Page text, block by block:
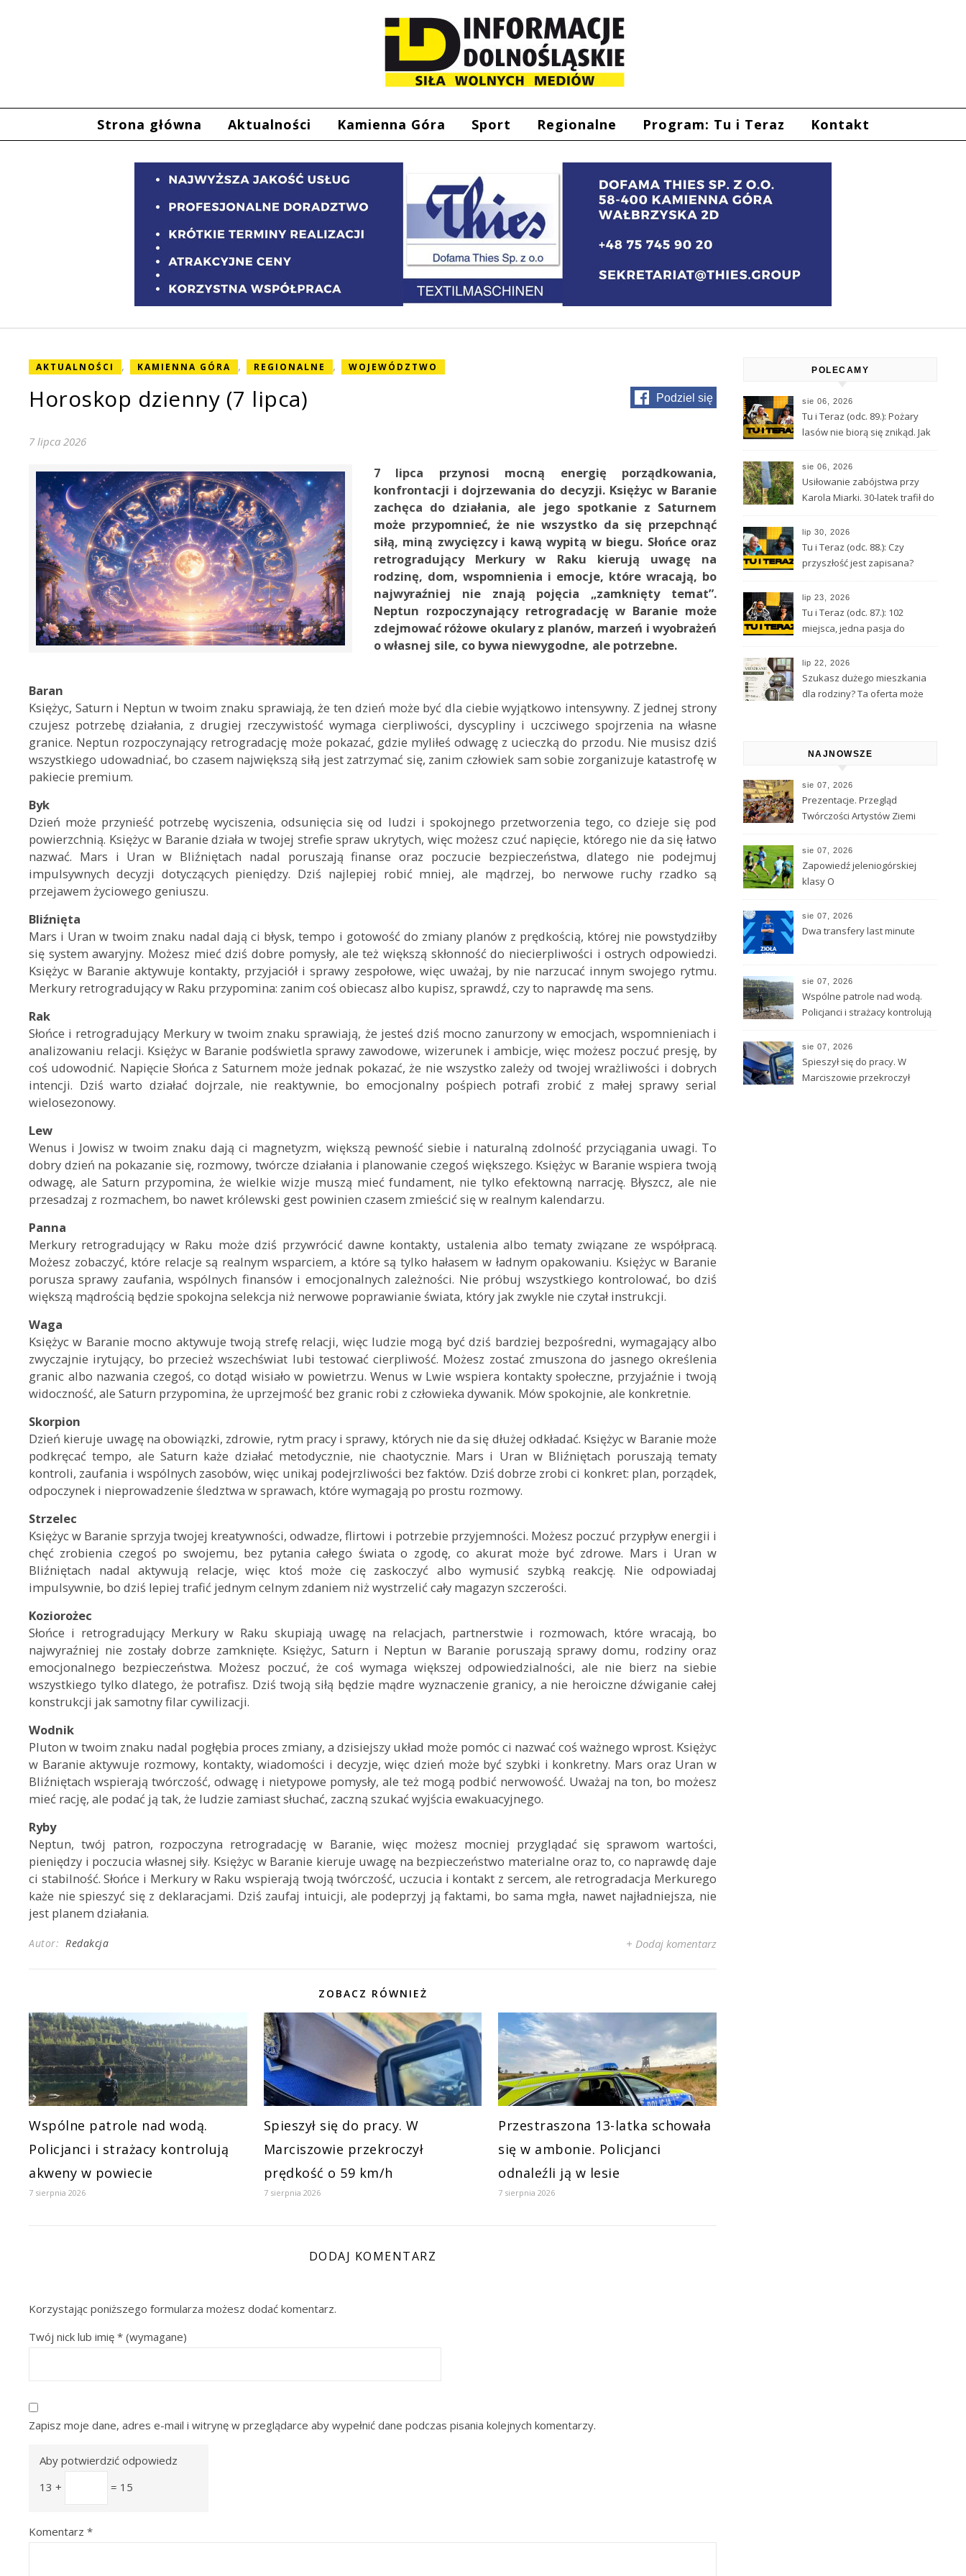
Strona główna Aktualności Kamienna Góra Sport Regionalne Program: Tu i Teraz Kontakt
AKTUALNOŚCI , KAMIENNA GÓRA , REGIONALNE , WOJEWÓDZTWO
Horoskop dzienny (7 lipca) Podziel się
7 lipca 2026
7 lipca przynosi mocną energię porządkowania,
konfrontacji i dojrzewania do decyzji. Księżyc w Baranie
zachęca do działania, ale jego spotkanie z Saturnem
może przypomnieć, że nie wszystko da się przepchnąć
siłą, miną zwycięzcy i kawą wypitą w biegu. Słońce oraz
retrogradujący Merkury w Raku kierują uwagę na
rodzinę, dom, wspomnienia i emocje, które wracają, bo
najwyraźniej nie znają pojęcia „zamknięty temat”.
Neptun rozpoczynający retrogradację w Baranie może
zdejmować różowe okulary z planów, marzeń i wyobrażeń
o własnej sile, co bywa niewygodne, ale potrzebne.
Baran
Księżyc, Saturn i Neptun w twoim znaku sprawiają, że ten dzień może być dla ciebie wyjątkowo intensywny. Z jednej strony
czujesz potrzebę działania, z drugiej rzeczywistość wymaga cierpliwości, dyscypliny i uczciwego spojrzenia na własne
granice. Neptun rozpoczynający retrogradację może pokazać, gdzie myliłeś odwagę z ucieczką do przodu. Nie musisz dziś
wszystkiego udowadniać, bo czasem największą siłą jest zatrzymać się, zanim człowiek sam sobie zorganizuje katastrofę w
pakiecie premium.
Byk
Dzień może przynieść potrzebę wyciszenia, odsunięcia się od ludzi i spokojnego przetworzenia tego, co dzieje się pod
powierzchnią. Księżyc w Baranie działa w twojej strefie spraw ukrytych, więc możesz czuć napięcie, którego nie da się łatwo
nazwać. Mars i Uran w Bliźniętach nadal poruszają finanse oraz poczucie bezpieczeństwa, dlatego nie podejmuj
impulsywnych decyzji dotyczących pieniędzy. Dziś najlepiej robić mniej, ale mądrzej, bo nerwowe ruchy rzadko są
przejawem życiowego geniuszu.
Bliźnięta
Mars i Uran w twoim znaku nadal dają ci błysk, tempo i gotowość do zmiany planów z prędkością, której nie powstydziłby
się system awaryjny. Możesz mieć dziś dobre pomysły, ale też większą skłonność do niecierpliwości i ostrych odpowiedzi.
Księżyc w Baranie aktywuje kontakty, przyjaciół i sprawy zespołowe, więc uważaj, by nie narzucać innym swojego rytmu.
Merkury retrogradujący w Raku przypomina: zanim coś obiecasz albo kupisz, sprawdź, czy to naprawdę ma sens.
Rak
Słońce i retrogradujący Merkury w twoim znaku sprawiają, że jesteś dziś mocno zanurzony w emocjach, wspomnieniach i
analizowaniu relacji. Księżyc w Baranie podświetla sprawy zawodowe, wizerunek i ambicje, więc możesz poczuć presję, by
coś udowodnić. Napięcie Słońca z Saturnem może jednak pokazać, że nie wszystko zależy od twojej wrażliwości i dobrych
intencji. Dziś warto działać dojrzale, nie reaktywnie, bo emocjonalny pośpiech potrafi zrobić z małej sprawy serial
wielosezonowy.
Lew
Wenus i Jowisz w twoim znaku dają ci magnetyzm, większą pewność siebie i naturalną zdolność przyciągania uwagi. To
dobry dzień na pokazanie się, rozmowy, twórcze działania i planowanie czegoś większego. Księżyc w Baranie wspiera twoją
odwagę, ale Saturn przypomina, że wielkie wizje muszą mieć fundament, nie tylko efektowną narrację. Błyszcz, ale nie
przesadzaj z rozmachem, bo nawet królewski gest powinien czasem zmieścić się w realnym kalendarzu.
Panna
Merkury retrogradujący w Raku może dziś przywrócić dawne kontakty, ustalenia albo tematy związane ze współpracą.
Możesz zobaczyć, które relacje są realnym wsparciem, a które są tylko hałasem w ładnym opakowaniu. Księżyc w Baranie
porusza sprawy zaufania, wspólnych finansów i emocjonalnych zależności. Nie próbuj wszystkiego kontrolować, bo dziś
większą mądrością będzie spokojna selekcja niż nerwowe poprawianie świata, który jak zwykle nie czytał instrukcji.
Waga
Księżyc w Baranie mocno aktywuje twoją strefę relacji, więc ludzie mogą być dziś bardziej bezpośredni, wymagający albo
zwyczajnie irytujący, bo przecież wszechświat lubi testować cierpliwość. Możesz zostać zmuszona do jasnego określenia
granic albo nazwania czegoś, co dotąd wisiało w powietrzu. Wenus w Lwie wspiera kontakty społeczne, przyjaźnie i twoją
widoczność, ale Saturn przypomina, że uprzejmość bez granic robi z człowieka dywanik. Mów spokojnie, ale konkretnie.
Skorpion
Dzień kieruje uwagę na obowiązki, zdrowie, rytm pracy i sprawy, których nie da się dłużej odkładać. Księżyc w Baranie może
podkręcać tempo, ale Saturn każe działać metodycznie, nie chaotycznie. Mars i Uran w Bliźniętach poruszają tematy
kontroli, zaufania i wspólnych zasobów, więc unikaj podejrzliwości bez faktów. Dziś dobrze zrobi ci konkret: plan, porządek,
odpoczynek i nieprowadzenie śledztwa w sprawach, które wymagają po prostu rozmowy.
Strzelec
Księżyc w Baranie sprzyja twojej kreatywności, odwadze, flirtowi i potrzebie przyjemności. Możesz poczuć przypływ energii i
chęć zrobienia czegoś po swojemu, bez pytania całego świata o zgodę, co akurat może być zdrowe. Mars i Uran w
Bliźniętach nadal aktywują relacje, więc ktoś może cię zaskoczyć albo wymusić szybką reakcję. Nie odpowiadaj
impulsywnie, bo dziś lepiej trafić jednym celnym zdaniem niż wystrzelić cały magazyn szczerości.
Koziorożec
Słońce i retrogradujący Merkury w Raku skupiają uwagę na relacjach, partnerstwie i rozmowach, które wracają, bo
najwyraźniej nie zostały dobrze zamknięte. Księżyc, Saturn i Neptun w Baranie poruszają sprawy domu, rodziny oraz
emocjonalnego bezpieczeństwa. Możesz poczuć, że coś wymaga większej odpowiedzialności, ale nie bierz na siebie
wszystkiego tylko dlatego, że potrafisz. Dziś twoją siłą będzie mądre wyznaczenie granicy, a nie heroiczne dźwiganie całej
konstrukcji jak samotny filar cywilizacji.
Wodnik
Pluton w twoim znaku nadal pogłębia proces zmiany, a dzisiejszy układ może pomóc ci nazwać coś ważnego wprost. Księżyc
w Baranie aktywuje rozmowy, kontakty, wiadomości i decyzje, więc dzień może być szybki i konkretny. Mars oraz Uran w
Bliźniętach wspierają twórczość, odwagę i nietypowe pomysły, ale też mogą podbić nerwowość. Uważaj na ton, bo możesz
mieć rację, ale podać ją tak, że ludzie zamiast słuchać, zaczną szukać wyjścia ewakuacyjnego.
Ryby
Neptun, twój patron, rozpoczyna retrogradację w Baranie, więc możesz mocniej przyglądać się sprawom wartości,
pieniędzy i poczucia własnej siły. Księżyc w Baranie kieruje uwagę na bezpieczeństwo materialne oraz to, co naprawdę daje
ci stabilność. Słońce i Merkury w Raku wspierają twoją twórczość, uczucia i kontakt z sercem, ale retrogradacja Merkurego
każe nie spieszyć się z deklaracjami. Dziś zaufaj intuicji, ale podeprzyj ją faktami, bo sama mgła, nawet najładniejsza, nie
jest planem działania.
Autor: Redakcja + Dodaj komentarz
ZOBACZ RÓWNIEŻ
Wspólne patrole nad wodą.
Policjanci i strażacy kontrolują
akweny w powiecie
7 sierpnia 2026
Spieszył się do pracy. W
Marciszowie przekroczył
prędkość o 59 km/h
7 sierpnia 2026
Przestraszona 13-latka schowała
się w ambonie. Policjanci
odnaleźli ją w lesie
7 sierpnia 2026
DODAJ KOMENTARZ
Korzystając poniższego formularza możesz dodać komentarz.
Twój nick lub imię * (wymagane)
Zapisz moje dane, adres e-mail i witrynę w przeglądarce aby wypełnić dane podczas pisania kolejnych komentarzy.
Aby potwierdzić odpowiedz
13 +
= 15
Komentarz *
POLECAMY
sie 06, 2026
Tu i Teraz (odc. 89.): Pożary
lasów nie biorą się znikąd. Jak
sie 06, 2026
Usiłowanie zabójstwa przy
Karola Miarki. 30-latek trafił do
lip 30, 2026
Tu i Teraz (odc. 88.): Czy
przyszłość jest zapisana?
astrologii i przeznaczeniu
lip 23, 2026
Tu i Teraz (odc. 87.): 102
miejsca, jedna pasja do
lip 22, 2026
Szukasz dużego mieszkania
dla rodziny? Ta oferta może
NAJNOWSZE
sie 07, 2026
Prezentacje. Przegląd
Twórczości Artystów Ziemi
zainaugurowały Dni
Kamiennej Góry
sie 07, 2026
Zapowiedź jeleniogórskiej
klasy O
sie 07, 2026
Dwa transfery last minute
sie 07, 2026
Wspólne patrole nad wodą.
Policjanci i strażacy kontrolują
sie 07, 2026
Spieszył się do pracy. W
Marciszowie przekroczył